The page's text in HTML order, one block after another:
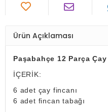
Ürün Açıklaması
Paşabahçe 12 Parça
İÇERİK:
6 adet çay fincanı
6 adet fincan tabağı